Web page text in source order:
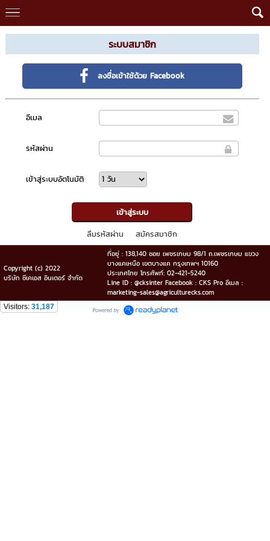
ระบบสมาชิก
ลงชื่อเข้าใช้ด้วย Facebook
อีเมล
รหัสผ่าน
เข้าสู่ระบบอัตโนมัติ
ลืมรหัสผ่าน สมัครสมาชิก
Copyright (c) 2022
บริษัท ซีเคเอส อินเตอร์ จำกัด
ที่อยู่ : 138,140 ซอย เพชรเกษม 98/1 ถ.เพชรเกษม แขวง
บางแคเหนือ เขตบางแค กรุงเทพฯ 10160
ประเทศไทย โทรศัพท์: 02-421-5240
Line ID : @cksinter Facebook : CKS Pro อีเมล :
marketing-sales@agriculturecks.com
Visitors: 31,187